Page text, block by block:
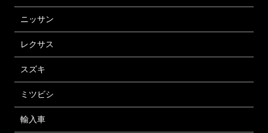
ニッサン
レクサス
スズキ
ミツビシ
輸入車